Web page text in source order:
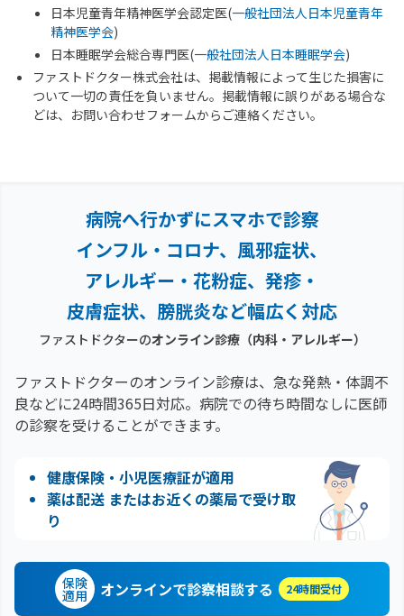
日本児童青年精神医学会認定医(一般社団法人日本児童青年
精神医学会)
日本睡眠学会総合専門医(一般社団法人日本睡眠学会)
ファストドクター株式会社は、掲載情報によって生じた損害に
ついて一切の責任を負いません。掲載情報に誤りがある場合な
どは、お問い合わせフォームからご連絡ください。
病院へ行かずにスマホで診察
インフル・コロナ、風邪症状、
アレルギー・花粉症、 発疹・
皮膚症状、膀胱炎など幅広く対応
ファストドクターのオンライン診療（内科・アレルギー）
ファストドクターのオンライン診療は、急な発熱・体調不
良などに24時間365日対応。 病院での待ち時間なしに医師
の診察を受けることができます。
健康保険・小児医療証が適用
薬は配送 またはお近くの薬局で受け取
り
保険
適用 オンラインで診察相談する 24時間受付